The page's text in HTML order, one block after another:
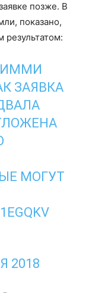
позже. В
показано,
ЗАЯВКА
МОГУТ
2018